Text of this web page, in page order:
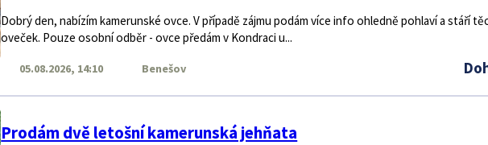
Dobrý den, nabízím kamerunské ovce. V případě zájmu podám více info ohledně pohlaví a stáří
oveček. Pouze osobní odběr - ovce předám v Kondraci u...
Benešov
05.08.2026, 14:10
Prodám dvě letošní kamerunská jehňata